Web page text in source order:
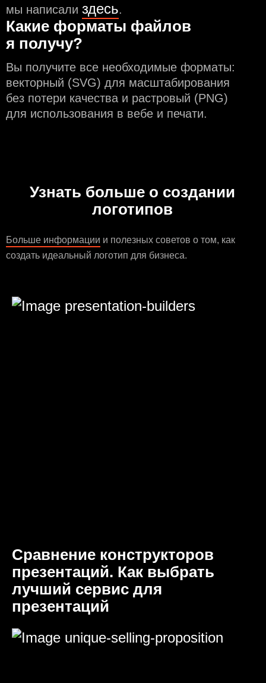
мы написали здесь.
Какие форматы файлов
я получу?
Вы получите все необходимые форматы:
векторный (SVG) для масштабирования
без потери качества и растровый (PNG)
для использования в вебе и печати.
Узнать больше о создании
логотипов
Больше информации и полезных советов о том, как
создать идеальный логотип для бизнеса.
Сравнение конструкторов
презентаций. Как выбрать
лучший сервис для
презентаций